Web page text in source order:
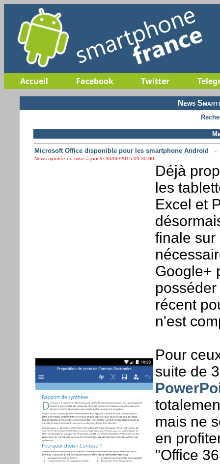
Accueil Facebook Twitter
News
Microsoft Office disponible pour les smartphone Android
News ajoutée ou mise à jour le 30/06/2015 09:30:00 ...
Déjà
les
Excel et
finale sur
Google+
récent
n'est
Pour
suite de
mais ne
en
"Office